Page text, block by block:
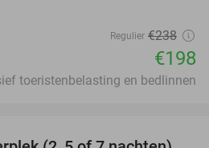
Regulier €238
€198
toeristenbelasting en bedlinnen